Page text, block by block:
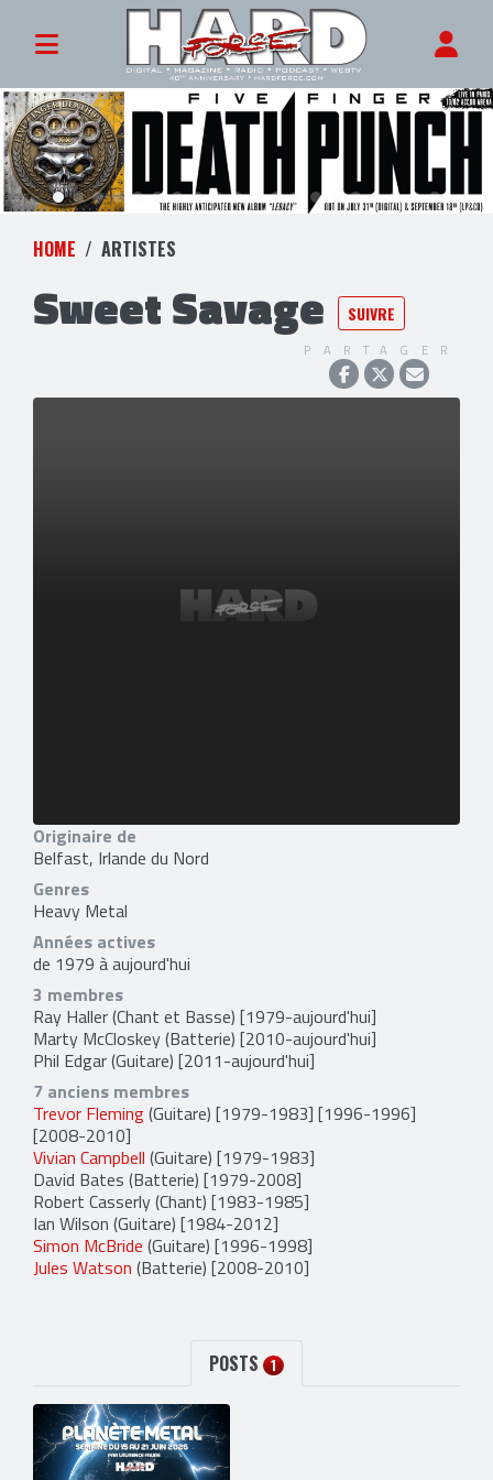
HOME ARTISTES
Sweet Savage SUIVRE
PARTAGER
Originaire de
Belfast, Irlande du Nord
Genres
Heavy Metal
Années actives
de 1979 à aujourd'hui
3 membres
Ray Haller(Chant et Basse) [1979-aujourd'hui]
Marty McCloskey(Batterie) [2010-aujourd'hui]
Phil Edgar(Guitare) [2011-aujourd'hui]
7 anciens membres
Trevor Fleming(Guitare) [1979-1983] [1996-1996]
[2008-2010]
Vivian Campbell (Guitare) [1979-1983]
David Bates (Batterie) [1979-2008]
Robert Casserly(Chant) [1983-1985]
Ian Wilson (Guitare) [1984-2012]
Simon McBride (Guitare) [1996-1998]
Jules Watson (Batterie) [2008-2010]
POSTS 1